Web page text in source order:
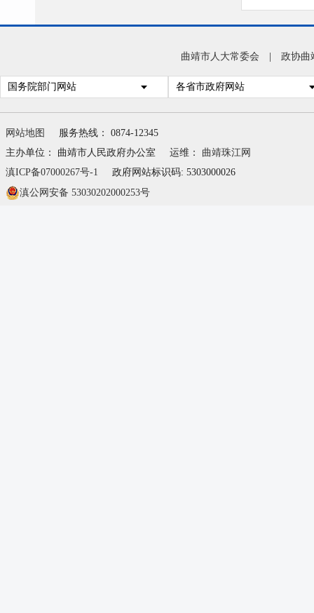
曲靖市人大常委会 政协曲
国务院部门网站 各省市政府网站
网站地图
服务热线： 0874-12345
主办单位： 曲靖市人民政府办公室
运维： 曲靖珠江网
滇ICP备07000267号-1
政府网站标识码: 5303000026
滇公网安备 53030202000253号